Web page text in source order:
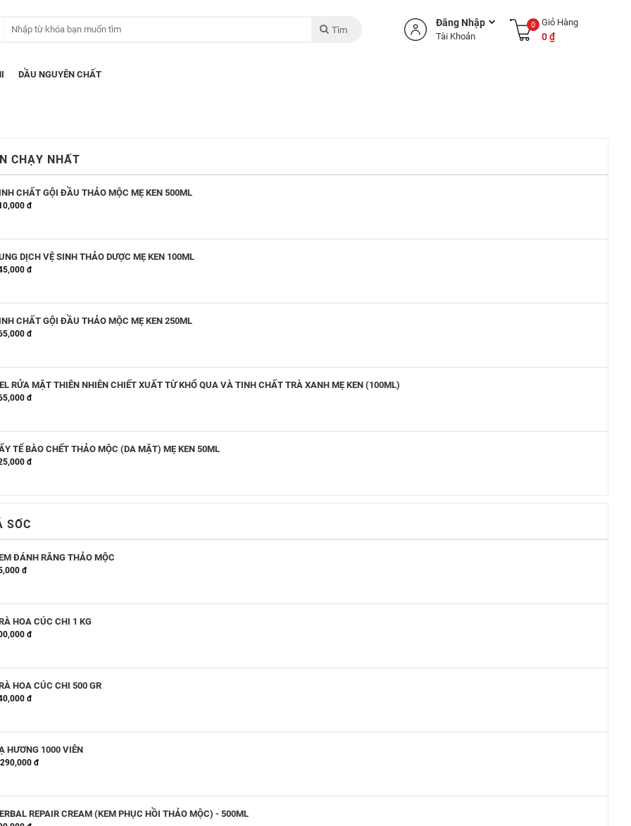
Tìm
Đăng Nhập
Tài Khoản
0 Giỏ Hàng
0 ₫
DẦU NGUYÊN CHẤT
CHẠY NHẤT
CHẤT GỘI ĐẦU THẢO MỘC MẸ KEN 500ML
đ
DỊCH VỆ SINH THẢO DƯỢC MẸ KEN 100ML
đ
CHẤT GỘI ĐẦU THẢO MỘC MẸ KEN 250ML
đ
RỬA MẶT THIÊN NHIÊN CHIẾT XUẤT TỪ KHỔ QUA VÀ TINH CHẤT TRÀ XANH MẸ KEN (100ML)
đ
TẾ BÀO CHẾT THẢO MỘC (DA MẶT) MẸ KEN 50ML
đ
SỐC
ĐÁNH RĂNG THẢO MỘC
đ
HOA CÚC CHI 1 KG
đ
HOA CÚC CHI 500 GR
đ
HƯƠNG 1000 VIÊN
đ
REPAIR CREAM (KEM PHỤC HỒI THẢO MỘC) - 500ML